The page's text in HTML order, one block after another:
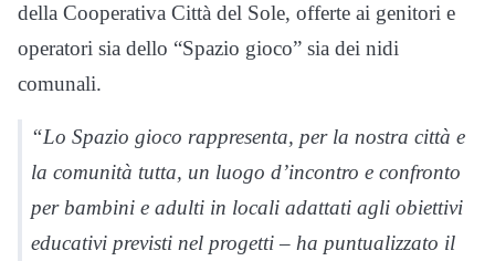
della Cooperativa Città del Sole, offerte ai genitori e
operatori sia dello “Spazio gioco” sia dei nidi
comunali.
“Lo Spazio gioco rappresenta, per la nostra città e
la comunità tutta, un luogo d’incontro e confronto
per bambini e adulti in locali adattati agli obiettivi
educativi previsti nel progetti – ha puntualizzato il